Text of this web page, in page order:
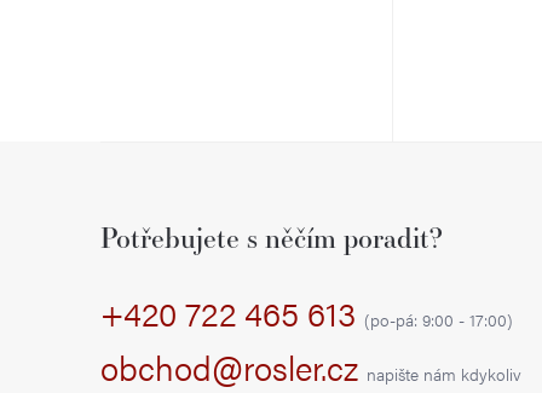
Potřebujete s něčím poradit?
+420 722 465 613 (po-pá: 9:00 - 17:00)
obchod@rosler.cz napište nám kdykoliv